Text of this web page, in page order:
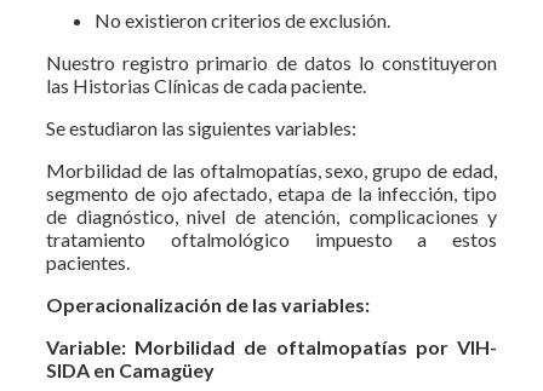
No existieron criterios de exclusión.
Nuestro registro primario de datos lo constituyeron
las Historias Clínicas de cada paciente.
Se estudiaron las siguientes variables:
Morbilidad de las oftalmopatías, sexo, grupo de edad,
segmento de ojo afectado, etapa de la infección, tipo
de diagnóstico, nivel de atención, complicaciones y
tratamiento oftalmológico impuesto a estos
pacientes.
Operacionalización de las variables:
Variable: Morbilidad de oftalmopatías por VIH-
SIDA en Camagüey